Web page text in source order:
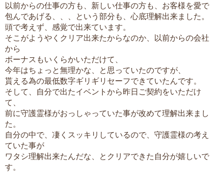
以前からの仕事の方も、新しい仕事の方も、お客様を愛で
包んであげる、、、という部分も、心底理解出来ました。
頭で考えず、感覚で出来ています。
そこがようやくクリア出来たからなのか、以前からの会社
から
ボーナスもいくらかいただけて、
今年はちょっと無理かな、と思っていたのですが、
貰える為の最低数字ギリギリセーフできていたんです。
そして、自分で出たイベントから昨日ご契約をいただけ
て、
前に守護霊様がおっしゃっていた事が改めて理解出来まし
た。
自分の中で、凄くスッキリしているので、守護霊様の考え
ていた事が
ワタシ理解出来たんだな、とクリアできた自分が嬉しいで
す。